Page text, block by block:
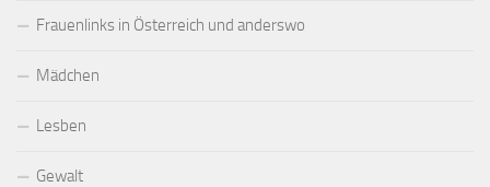
Frauenlinks in Österreich und anderswo
Mädchen
Lesben
Gewalt